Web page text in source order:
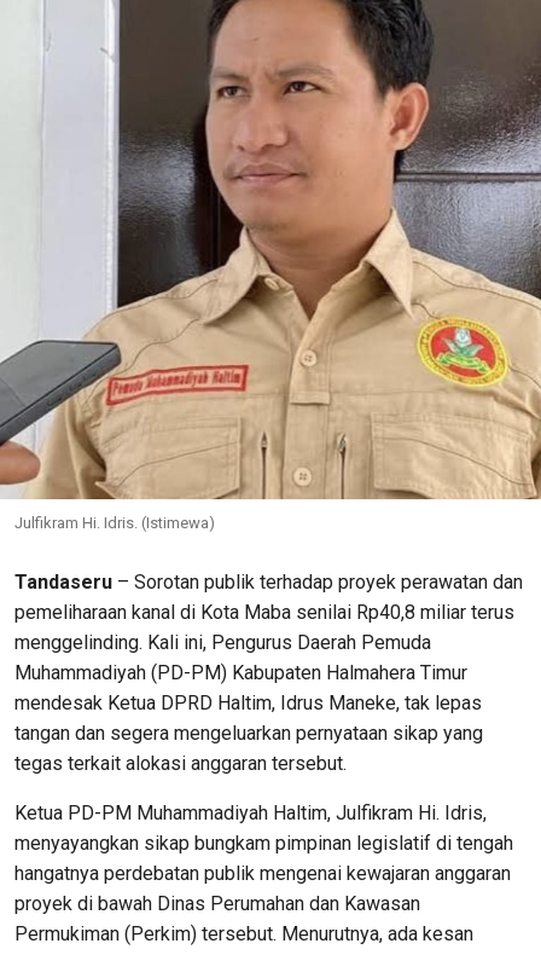
Julfikram Hi. Idris. (Istimewa)
Tandaseru – Sorotan publik terhadap proyek perawatan dan
pemeliharaan kanal di Kota Maba senilai Rp40,8 miliar terus
menggelinding. Kali ini, Pengurus Daerah Pemuda
Muhammadiyah (PD-PM) Kabupaten Halmahera Timur
mendesak Ketua DPRD Haltim, Idrus Maneke, tak lepas
tangan dan segera mengeluarkan pernyataan sikap yang
tegas terkait alokasi anggaran tersebut.
Ketua PD-PM Muhammadiyah Haltim, Julfikram Hi. Idris,
menyayangkan sikap bungkam pimpinan legislatif di tengah
hangatnya perdebatan publik mengenai kewajaran anggaran
proyek di bawah Dinas Perumahan dan Kawasan
Permukiman (Perkim) tersebut. Menurutnya, ada kesan